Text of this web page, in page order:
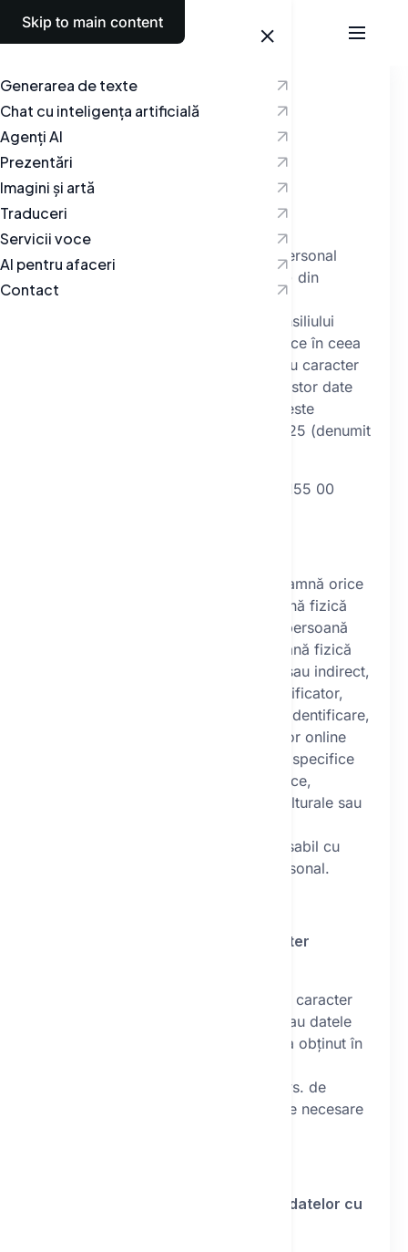
Skip to main content
Generarea de texte
Chat cu inteligența artificială
Agenți AI
Prezentări
Imagini și artă
Traduceri
Servicii voce
AI pentru afaceri
Contact
Politica de
confidențialitate
I.
Dispoziții generale
Operatorul datelor cu caracter personal
conform articolului 4 alineatul (7) din
Regulamentul (UE) 2016/679 al
Parlamentului European și al Consiliului
privind protecția persoanelor fizice în ceea
ce privește prelucrarea datelor cu caracter
personal și libera circulație a acestor date
(denumit în continuare „GDPR”) este
Generative AI s.r.o., CUI 21282625 (denumit
adresă: Kurzova 2222/16, Stodůlky, 155 00
Datele cu caracter personal înseamnă orice
informații referitoare la o persoană fizică
identificată sau identificabilă; o persoană
fizică identificabilă este o persoană fizică
care poate fi identificată, direct sau indirect,
în special prin referire la un identificator,
cum ar fi un nume, un număr de identificare,
date de localizare, un identificator online
sau unul sau mai multe elemente specifice
ale identității sale fizice, fiziologice,
genetice, psihice, economice, culturale sau
Operatorul nu a numit un responsabil cu
protecția datelor cu caracter personal.
Surse și categorii de date cu caracter
Operatorul prelucrează datele cu caracter
personal pe care le-ați furnizat sau datele
cu caracter personal pe care le-a obținut în
Operatorul prelucrează datele dvs. de
identificare și de contact și datele necesare
Temelie legală și scopul prelucrării datelor cu